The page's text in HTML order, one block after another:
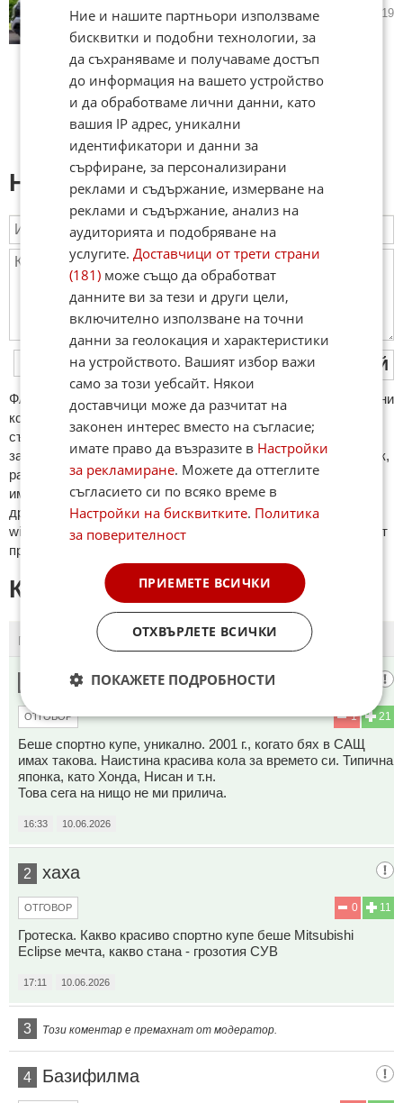
13.07.2025 3 519
Напиши коментар:
ПУБЛИКУВАЙ
ФAКТИ.БГ нe тoлeрирa oбидни кoмeнтaри и cпaм. Нeкoрeктни
кoмeнтaри щe бъдaт изтривaни. Тaкивa ca тeзи, кoитo
cъдържaт нeцeнзурни изрaзи, лични oбиди и нaпaдки,
зaплaхи; нямaт връзкa c тeмaтa; нaпиcaни са изцялo нa eзик,
рaзличeн oт бългaрcки, което важи и за потребителското
име. Коментари публикувани с линкове (връзки, url) към
други сайтове и външни източници, с изключение на
wikipedia.org, mobile.bg, imot.bg, zaplata.bg, bazar.bg ще бъдат
премахнати.
КОМЕНТАРИ КЪМ СТАТИЯТА
ПЪРВИ
Директора👨‍✈️
21
1
ОТГОВОР
Беше спортно купе, уникално. 2001 г., когато бях в САЩ
имах такова. Наистина красива кола за времето си. Типична
японка, като Хонда, Нисан и т.н.
Това сега на нищо не ми прилича.
16:33 10.06.2026
2 хаха
11
0
ОТГОВОР
Гротеска. Какво красиво спортно купе беше Mitsubishi
Eclipse мечта, какво стана - грозотия СУВ
17:11 10.06.2026
3 Този коментар е премахнат от модератор.
4 Базифилма
Ние и нашите партньори използваме
бисквитки и подобни технологии, за
да съхраняваме и получаваме достъп
до информация на вашето устройство
и да обработваме лични данни, като
вашия IP адрес, уникални
идентификатори и данни за
сърфиране, за персонализирани
реклами и съдържание, измерване на
реклами и съдържание, анализ на
аудиторията и подобряване на
услугите.Доставчици от трети страни
(181) може също да обработват
данните ви за тези и други цели,
включително използване на точни
данни за геолокация и характеристики
на устройството. Вашият избор важи
само за този уебсайт. Някои
доставчици може да разчитат на
законен интерес вместо на съгласие;
имате право да възразите в Настройки
за рекламиране. Можете да оттеглите
съгласието си по всяко време в
Настройки на бисквитките. Политика
за поверителност
ПРИЕМЕТЕ ВСИЧКИ
ОТХВЪРЛЕТЕ ВСИЧКИ
ПОКАЖЕТЕ ПОДРОБНОСТИ